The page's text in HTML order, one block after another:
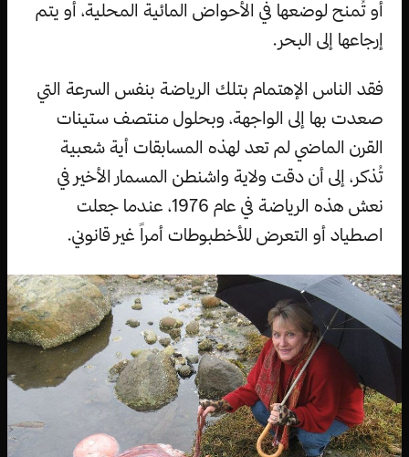
أو تُمنح لوضعها في الأحواض المائية المحلية، أو يتم
إرجاعها إلى البحر.
فقد الناس الإهتمام بتلك الرياضة بنفس السرعة التي
صعدت بها إلى الواجهة، وبحلول منتصف ستينات
القرن الماضي لم تعد لهذه المسابقات أية شعبية
تُذكر، إلى أن دقت ولاية واشنطن المسمار الأخير في
نعش هذه الرياضة في عام 1976، عندما جعلت
اصطياد أو التعرض للأخطبوطات أمراً غير قانوني.